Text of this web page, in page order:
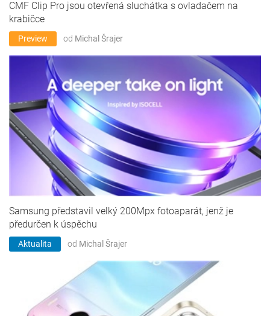
CMF Clip Pro jsou otevřená sluchátka s ovladačem na
krabičce
Preview od Michal Šrajer
Samsung představil velký 200Mpx fotoaparát, jenž je
předurčen k úspěchu
Aktualita od Michal Šrajer